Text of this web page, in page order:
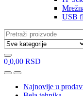
USB
Search
for:
0 0,00 RSD
OpenClose
Najnovije u